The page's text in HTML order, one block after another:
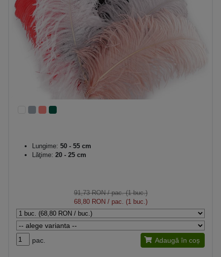
Lungime: 50 - 55 cm
Lăţime: 20 - 25 cm
91,73 RON/ pac. (1 buc.)
68,80 RON / pac. (1 buc.)
pac. Adaugă în coș